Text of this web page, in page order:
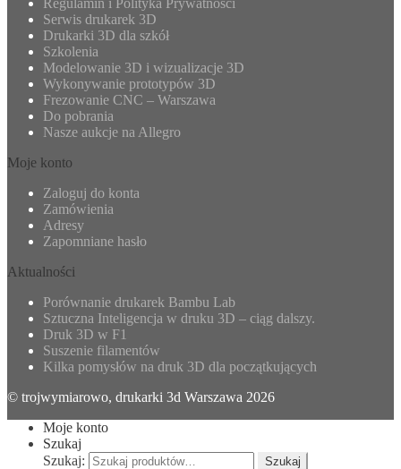
Serwis drukarek 3D
Drukarki 3D dla szkół
Szkolenia
Modelowanie 3D i wizualizacje 3D
Wykonywanie prototypów 3D
Frezowanie CNC – Warszawa
Do pobrania
Nasze aukcje na Allegro
Moje konto
Zaloguj do konta
Zamówienia
Adresy
Zapomniane hasło
Aktualności
Porównanie drukarek Bambu Lab
Sztuczna Inteligencja w druku 3D – ciąg dalszy.
Druk 3D w F1
Suszenie filamentów
Kilka pomysłów na druk 3D dla początkujących
© trojwymiarowo, drukarki 3d Warszawa 2026
Moje konto
Szukaj
Szukaj:
Szukaj